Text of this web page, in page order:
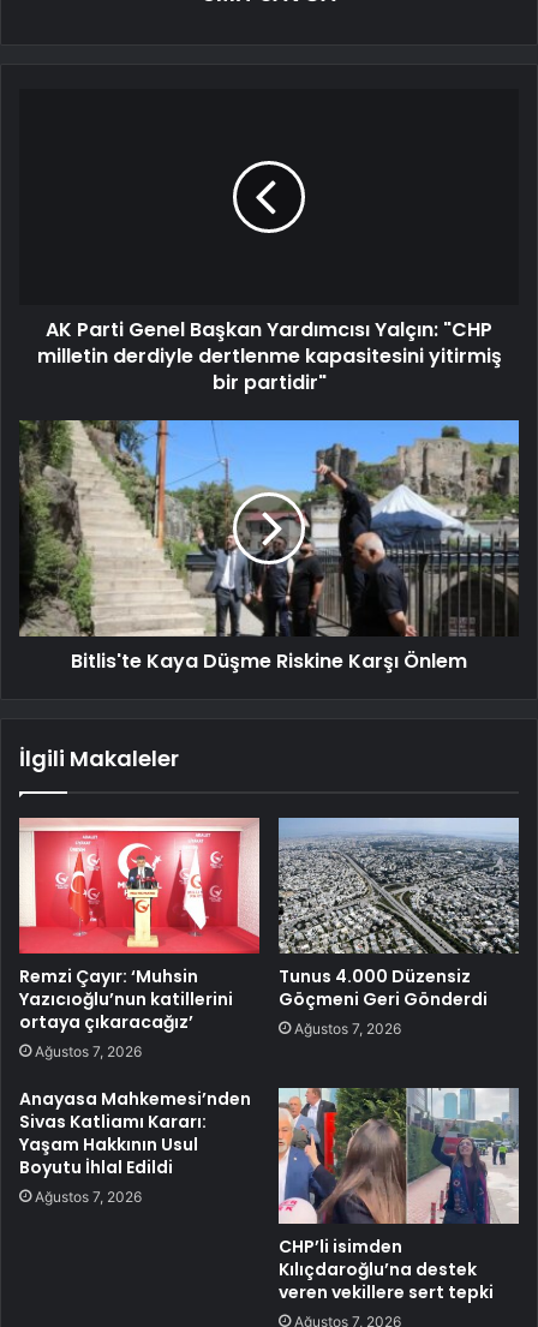
AK Parti Genel Başkan Yardımcısı Yalçın: "CHP
milletin derdiyle dertlenme kapasitesini yitirmiş
bir partidir"
Bitlis'te Kaya Düşme Riskine Karşı Önlem
İlgili Makaleler
Remzi Çayır: ‘Muhsin
Yazıcıoğlu’nun katillerini
ortaya çıkaracağız’
Ağustos 7, 2026
Tunus 4.000 Düzensiz
Göçmeni Geri Gönderdi
Ağustos 7, 2026
Anayasa Mahkemesi’nden
Sivas Katliamı Kararı:
Yaşam Hakkının Usul
Boyutu İhlal Edildi
Ağustos 7, 2026
CHP’li isimden
Kılıçdaroğlu’na destek
veren vekillere sert tepki
Ağustos 7, 2026